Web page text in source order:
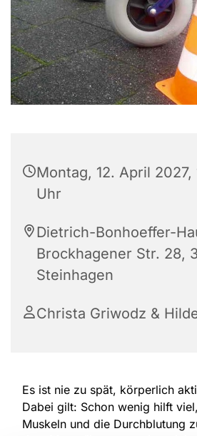
Montag, 12. April 2027,
Uhr
Dietrich-Bonhoeffer-
Brockhagener Str. 28,
Steinhagen
Christa Griwodz &
Es ist nie zu spät, körperlich
Dabei gilt: Schon wenig hilft
Muskeln und die Durchblutung